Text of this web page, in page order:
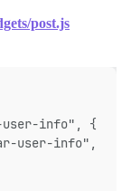
post.js
user-info", {
user-info",